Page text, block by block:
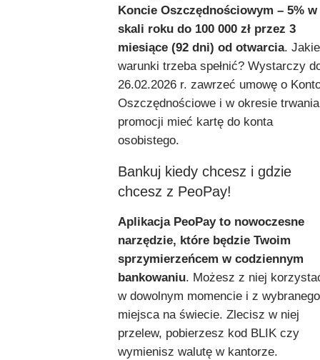
Koncie Oszczędnościowym – 5% w
skali roku do 100 000 zł przez 3
miesiące (92 dni) od otwarcia. Jakie
warunki trzeba spełnić? Wystarczy
26.02.2026 r. zawrzeć umowę o
Oszczędnościowe i w okresie trwania
promocji mieć kartę do konta
osobistego.
Bankuj kiedy chcesz i gdzie
chcesz z PeoPay!
Aplikacja PeoPay to nowoczesne
narzędzie, które będzie Twoim
sprzymierzeńcem w codziennym
bankowaniu. Możesz z niej
w dowolnym momencie i z wybranego
miejsca na świecie. Zlecisz w niej
przelew, pobierzesz kod BLIK czy
wymienisz walutę w kantorze.